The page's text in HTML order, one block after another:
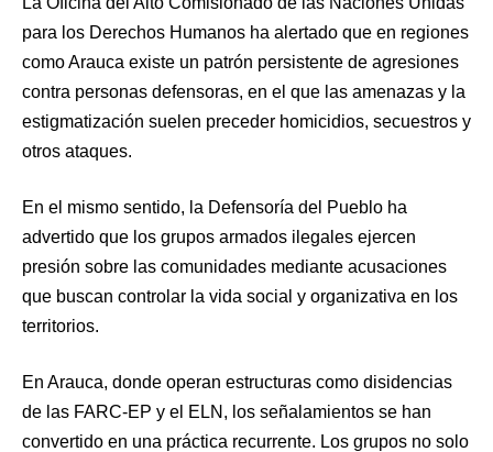
para los Derechos Humanos ha alertado que en regiones
como Arauca existe un patrón persistente de agresiones
contra personas defensoras, en el que las amenazas y la
estigmatización suelen preceder homicidios, secuestros y
otros ataques.
En el mismo sentido, la Defensoría del Pueblo ha
advertido que los grupos armados ilegales ejercen
presión sobre las comunidades mediante acusaciones
que buscan controlar la vida social y organizativa en los
territorios.
En Arauca, donde operan estructuras como disidencias
de las FARC-EP y el ELN, los señalamientos se han
convertido en una práctica recurrente. Los grupos no solo